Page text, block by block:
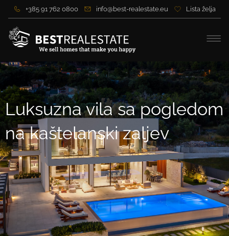
+385 91 762 0800 info@best-realestate.eu Lista želja
Luksuzna vila sa pogledom
na kaštelanski zaljev